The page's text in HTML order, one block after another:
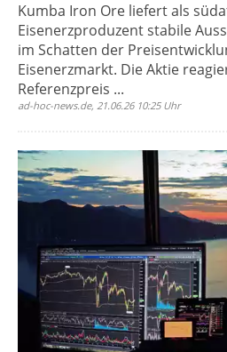
Kumba Iron Ore liefert als
Eisenerzproduzent stabile
im Schatten der
Eisenerzmarkt. Die Aktie
Referenzpreis ...
ad-hoc-news.de, 21.06.26 10:25 Uhr